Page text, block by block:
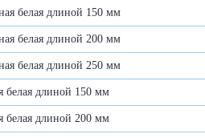
белая длиной 150 мм
белая длиной 200 мм
белая длиной 250 мм
белая длиной 150 мм
белая длиной 200 мм